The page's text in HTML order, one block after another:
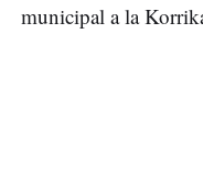
municipal a la